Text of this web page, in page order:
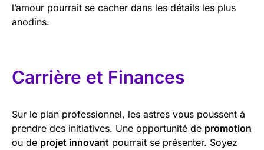
l’amour pourrait se cacher dans les détails les plus
anodins.
Carrière et Finances
Sur le plan professionnel, les astres vous poussent à
prendre des initiatives. Une opportunité de promotion
ou de projet innovant pourrait se présenter. Soyez